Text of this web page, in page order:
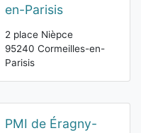
en-Parisis
2 place Nièpce
95240 Cormeilles-en-
Parisis
PMI de Éragny-